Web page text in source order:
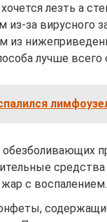
лезть а
из-за вирусного
из
лучше всего
обезболивающих
с